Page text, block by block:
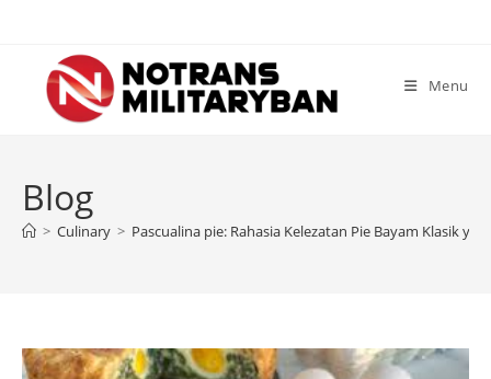
content
Menu
Blog
> Culinary > Pascualina pie: Rahasia Kelezatan Pie Bayam Klasik